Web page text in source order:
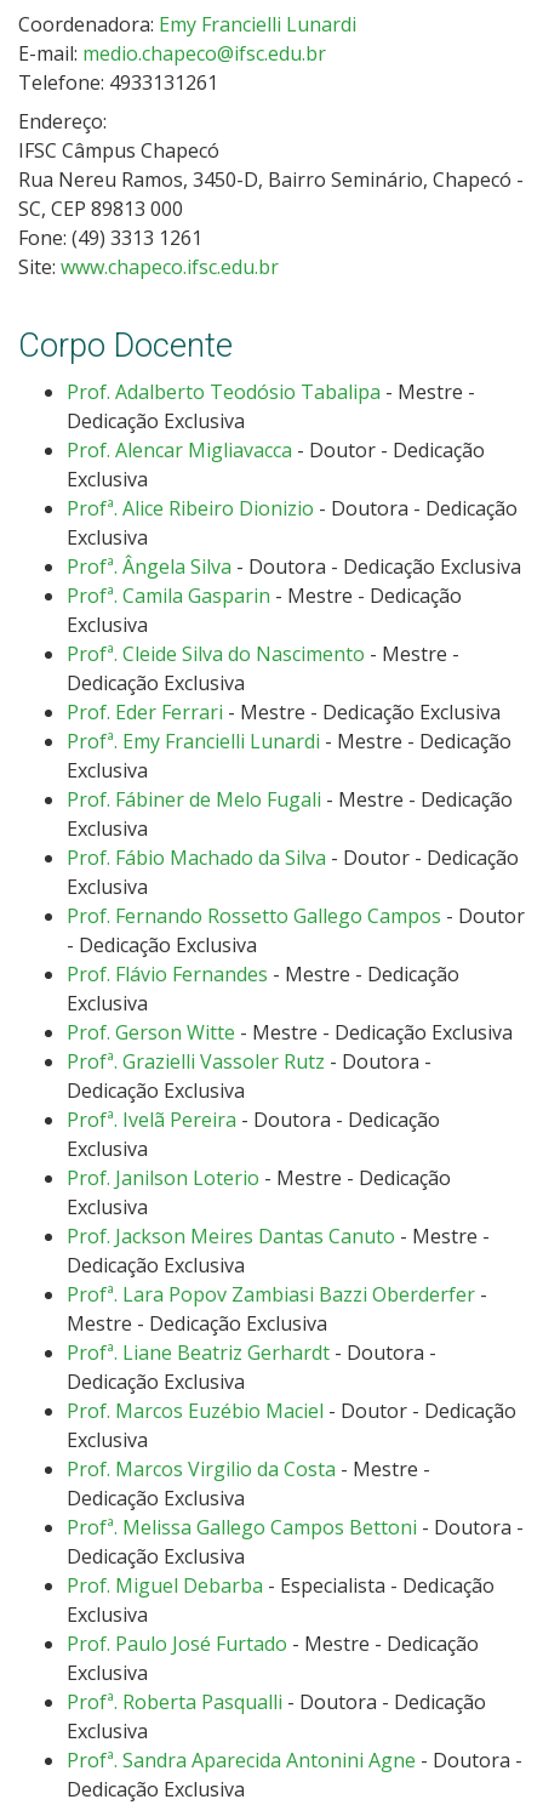
Coordenadora: Emy Francielli Lunardi
E-mail: medio.chapeco@ifsc.edu.br
Telefone: 4933131261
Endereço:
IFSC Câmpus Chapecó
Rua Nereu Ramos, 3450-D, Bairro Seminário, Chapecó -
SC, CEP 89813 000
Fone: (49) 3313 1261
Site: www.chapeco.ifsc.edu.br
Corpo Docente
Prof. Adalberto Teodósio Tabalipa - Mestre -
Dedicação Exclusiva
Prof. Alencar Migliavacca - Doutor - Dedicação
Exclusiva
Profª. Alice Ribeiro Dionizio - Doutora - Dedicação
Exclusiva
Profª. Ângela Silva - Doutora - Dedicação Exclusiva
Profª. Camila Gasparin - Mestre - Dedicação
Exclusiva
Profª. Cleide Silva do Nascimento - Mestre -
Dedicação Exclusiva
Prof. Eder Ferrari - Mestre - Dedicação Exclusiva
Profª. Emy Francielli Lunardi - Mestre - Dedicação
Exclusiva
Prof. Fábiner de Melo Fugali - Mestre - Dedicação
Exclusiva
Prof. Fábio Machado da Silva - Doutor - Dedicação
Exclusiva
Prof. Fernando Rossetto Gallego Campos - Doutor
- Dedicação Exclusiva
Prof. Flávio Fernandes - Mestre - Dedicação
Exclusiva
Prof. Gerson Witte - Mestre - Dedicação Exclusiva
Profª. Grazielli Vassoler Rutz - Doutora -
Dedicação Exclusiva
Profª. Ivelã Pereira - Doutora - Dedicação
Exclusiva
Prof. Janilson Loterio - Mestre - Dedicação
Exclusiva
Prof. Jackson Meires Dantas Canuto - Mestre -
Dedicação Exclusiva
Profª. Lara Popov Zambiasi Bazzi Oberderfer -
Mestre - Dedicação Exclusiva
Profª. Liane Beatriz Gerhardt - Doutora -
Dedicação Exclusiva
Prof. Marcos Euzébio Maciel - Doutor - Dedicação
Exclusiva
Prof. Marcos Virgilio da Costa - Mestre -
Dedicação Exclusiva
Profª. Melissa Gallego Campos Bettoni - Doutora -
Dedicação Exclusiva
Prof. Miguel Debarba - Especialista - Dedicação
Exclusiva
Prof. Paulo José Furtado - Mestre - Dedicação
Exclusiva
Profª. Roberta Pasqualli - Doutora - Dedicação
Exclusiva
Profª. Sandra Aparecida Antonini Agne - Doutora -
Dedicação Exclusiva